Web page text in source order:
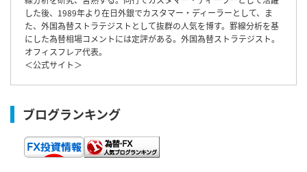
した後、1989年より在日外銀でカスタマー・ディーラーとして、ま
た、外国為替ストラテジストとして抜群の人気を博す。罫線分析を基
にした為替相場コメントには定評がある。外国為替ストラテジスト。
オフィスフレア代表。
＜公式サイト＞
ブログランキング